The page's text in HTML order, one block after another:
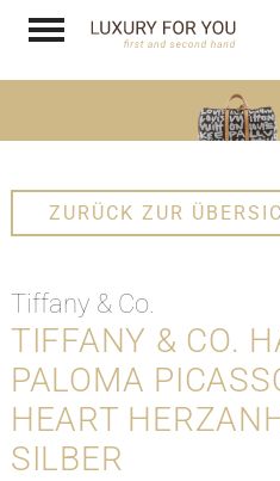
ZURÜCK ZUR
Tiffany & Co.
TIFFANY & CO.
PALOMA
HEART
SILBER